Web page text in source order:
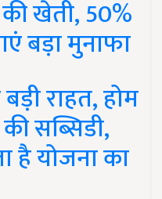
खेती, 50%
बड़ा मुनाफा
राहत, होम
सब्सिडी,
है योजना का